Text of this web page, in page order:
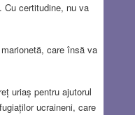
Cu certitudine, nu va
care însă va
uriaș pentru ajutorul
ucraineni, care